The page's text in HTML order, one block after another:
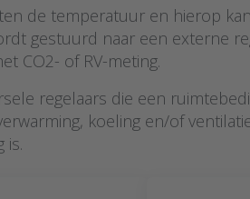
de temperatuur en hierop
gestuurd naar een externe
CO2- of RV-meting.
regelaars die een
koeling en/of
is.